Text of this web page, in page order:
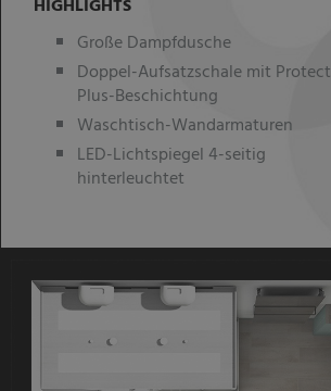
HIGHLIGHTS
Große Dampfdusche
Doppel-Aufsatzschale mit Protect
Plus-Beschichtung
Waschtisch-Wandarmaturen
LED-Lichtspiegel 4-seitig
hinterleuchtet